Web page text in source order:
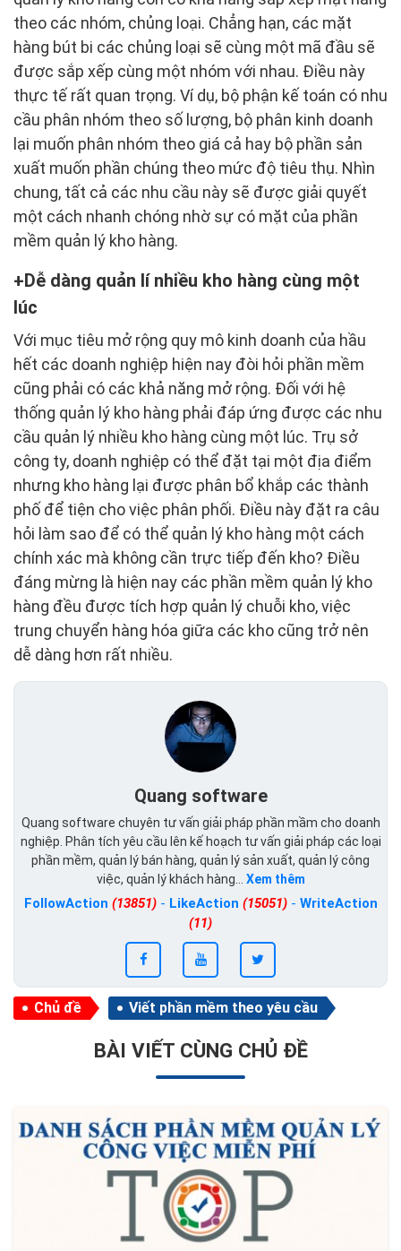
theo các nhóm, chủng loại. Chẳng hạn, các mặt
hàng bút bi các chủng loại sẽ cùng một mã đầu sẽ
được sắp xếp cùng một nhóm với nhau. Điều này
thực tế rất quan trọng. Ví dụ, bộ phận kế toán có nhu
cầu phân nhóm theo số lượng, bộ phân kinh doanh
lại muốn phân nhóm theo giá cả hay bộ phần sản
xuất muốn phần chúng theo mức độ tiêu thụ. Nhìn
chung, tất cả các nhu cầu này sẽ được giải quyết
một cách nhanh chóng nhờ sự có mặt của phần
mềm quản lý kho hàng.
Dễ dàng quản lí nhiều kho hàng cùng một
lúc
Với mục tiêu mở rộng quy mô kinh doanh của hầu
hết các doanh nghiệp hiện nay đòi hỏi phần mềm
cũng phải có các khả năng mở rộng. Đối với hệ
thống quản lý kho hàng phải đáp ứng được các nhu
cầu quản lý nhiều kho hàng cùng một lúc. Trụ sở
công ty, doanh nghiệp có thể đặt tại một địa điểm
nhưng kho hàng lại được phân bổ khắp các thành
phố để tiện cho việc phân phối. Điều này đặt ra câu
hỏi làm sao để có thể quản lý kho hàng một cách
chính xác mà không cần trực tiếp đến kho? Điều
đáng mừng là hiện nay các phần mềm quản lý kho
hàng đều được tích hợp quản lý chuỗi kho, việc
trung chuyển hàng hóa giữa các kho cũng trở nên
dễ dàng hơn rất nhiều.
Quang software
Quang software chuyên tư vấn giải pháp phần mầm cho doanh
nghiệp. Phân tích yêu cầu lên kế hoạch tư vấn giải pháp các loại
phần mềm, quản lý bán hàng, quản lý sản xuất, quản lý công
việc, quản lý khách hàng... Xem thêm
FollowAction (13851)- LikeAction (15051)- WriteAction
(11)
Chủ đề Viết phần mềm theo yêu cầu
BÀI VIẾT CÙNG CHỦ ĐỀ